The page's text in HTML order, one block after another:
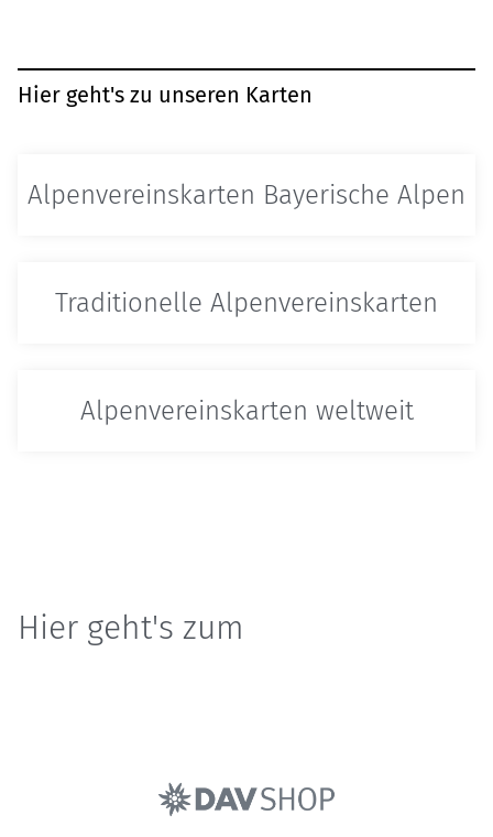
Hier geht's zu unseren Karten
Alpenvereins­karten Bayerische Alpen
Traditionelle Alpenvereins­karten
Alpenvereins­karten weltweit
Hier geht's zum